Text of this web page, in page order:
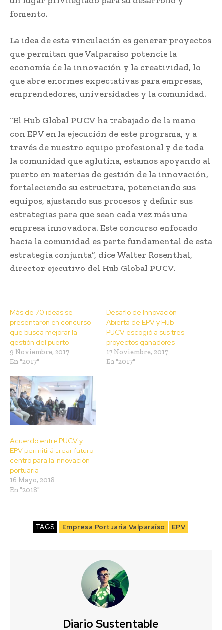
fomento.
La idea de esta vinculación es generar proyectos
que permitan que Valparaíso potencie la
economía de la innovación y la creatividad, lo
que abre enormes expectativas para empresas,
emprendedores, universidades y la comunidad.
“El Hub Global PUCV ha trabajado de la mano
con EPV en la ejecución de este programa, y a
través de nuestro equipo profesional y de toda
la comunidad que aglutina, estamos apoyando al
puerto en materias de gestión de la innovación,
fortaleciendo su estructura, potenciando sus
equipos, ajustando sus procesos y definir sus
estrategias para que sean cada vez más una
empresa innovadora. Este concurso enfocado
hacia la comunidad es parte fundamental de esta
estrategia conjunta”, dice Walter Rosenthal,
director ejecutivo del Hub Global PUCV.
Más de 70 ideas se
presentaron en concurso
que busca mejorar la
gestión del puerto
9 Noviembre, 2017
En "2017"
Desafío de Innovación
Abierta de EPV y Hub
PUCV escogió a sus tres
proyectos ganadores
17 Noviembre, 2017
En "2017"
Acuerdo entre PUCV y
EPV permitirá crear futuro
centro para la innovación
portuaria
16 Mayo, 2018
En "2018"
TAGS Empresa Portuaria Valparaíso EPV
Diario Sustentable